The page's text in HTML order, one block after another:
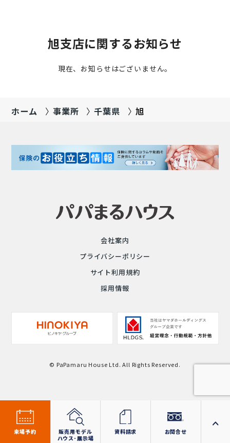
旭支店に関するお知らせ
現在、お知らせはございません。
ホーム 事業所 千葉県 旭
会社案内
プライバシーポリシー
サイト利用規約
採用情報
© PaPamaru House Ltd. All Rights Reserved.
来場予約
販売用モデル
ハウス･展示場
資料請求 お問合せ